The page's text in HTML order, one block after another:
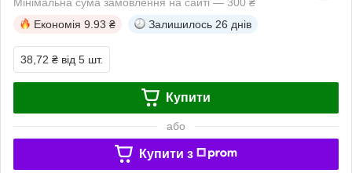
Економія 9.93 ₴ Залишилось 26 днів
38,72 ₴ від 5 шт.
Купити
або
Купити з